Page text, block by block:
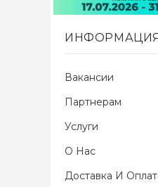
Вакансии
Партнерам
Услуги
О Нас
Доставка И